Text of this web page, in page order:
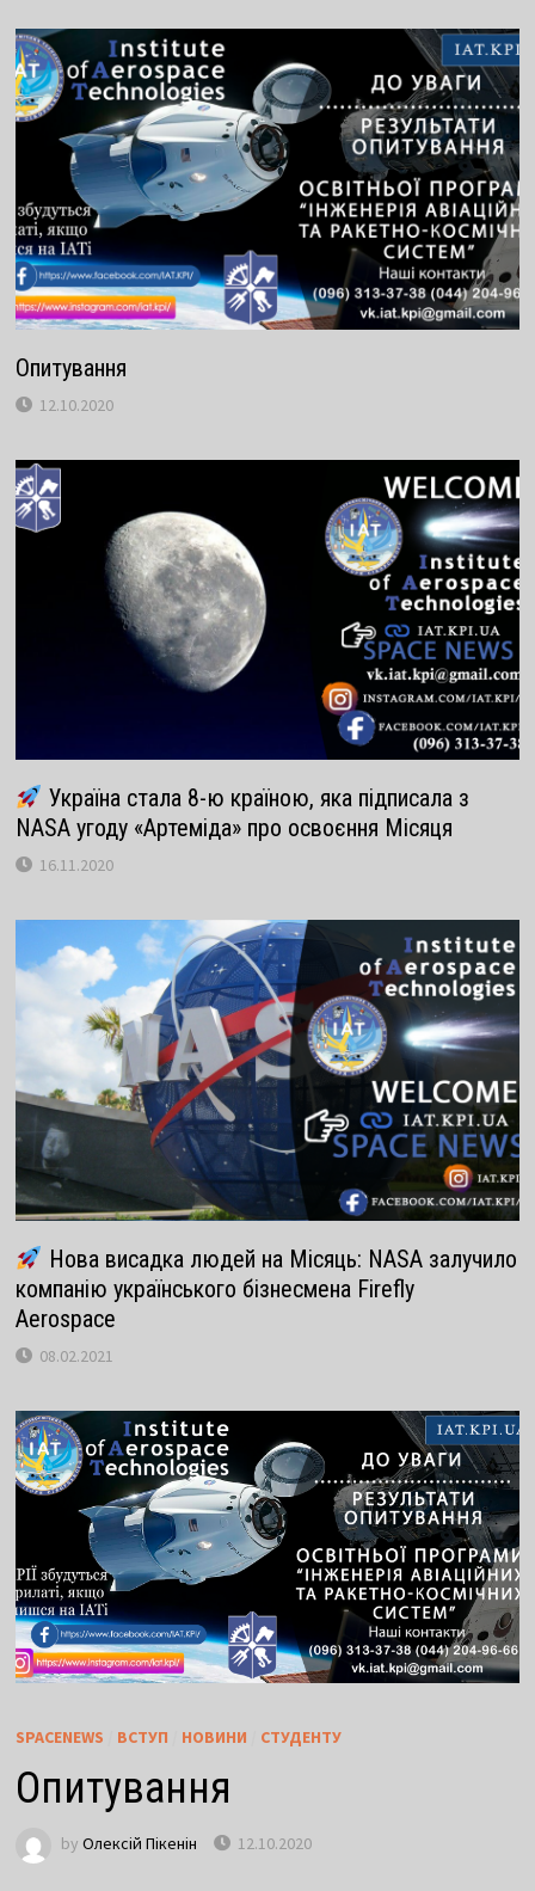
Опитування
12.10.2020
Україна стала 8-ю країною, яка підписала з
NASA угоду «Артеміда» про освоєння Місяця
16.11.2020
Нова висадка людей на Місяць: NASA залучило
компанію українського бізнесмена Firefly
Aerospace
08.02.2021
SPACENEWS ВСТУП НОВИНИ СТУДЕНТУ
Опитування
by Олексій Пікенін 12.10.2020